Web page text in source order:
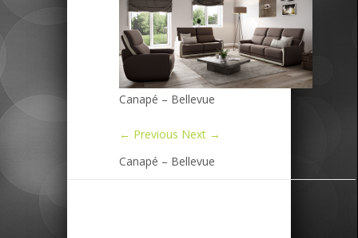
Canapé – Bellevue
← Previous Next →
Canapé – Bellevue